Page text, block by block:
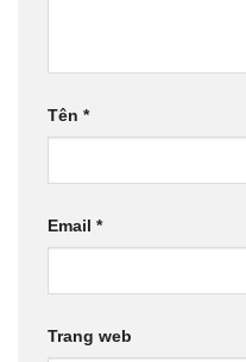
Tên *
Email *
Trang web